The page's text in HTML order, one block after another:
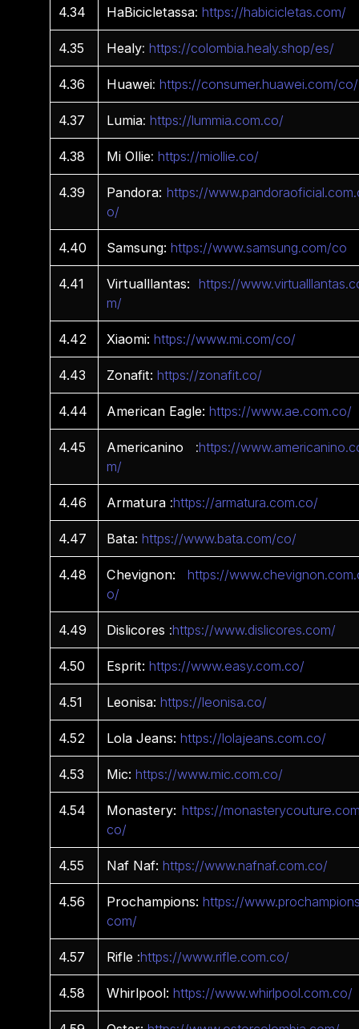
4.34 HaBicicletassa:https://habicicletas.com/
4.35 Healy:https://colombia.healy.shop/es/
4.36 Huawei:https://consumer.huawei.com/co/
4.37 Lumia:https://lummia.com.co/
4.38 Mi Ollie:https://miollie.co/
4.39 Pandora: https://
o/
4.40 Samsung: https://www.samsung.com/co
4.41 Virtualllantas:
https://
m/
4.42 Xiaomi: https://www.mi.com/co/
4.43 Zonafit: https://zonafit.co/
4.44 American Eagle: https://www.ae.com.co/
4.45 Americanino :https://
m/
4.46 Armatura :https://armatura.com.co/
4.47 Bata: https://www.bata.com/co/
4.48 Chevignon:
https://
o/
4.49 Dislicores :https://www.dislicores.com/
4.50 Esprit: https://www.easy.com.co/
4.51 Leonisa: https://leonisa.co/
4.52 Lola Jeans: https://lolajeans.com.co/
4.53 Mic: https://www.mic.com.co/
4.54 Monastery: https://
co/
4.55 Naf Naf: https://www.nafnaf.com.co/
4.56 Prochampions: https://
com/
4.57 Rifle :https://www.rifle.com.co/
4.58 Whirlpool: https://www.whirlpool.com.co/